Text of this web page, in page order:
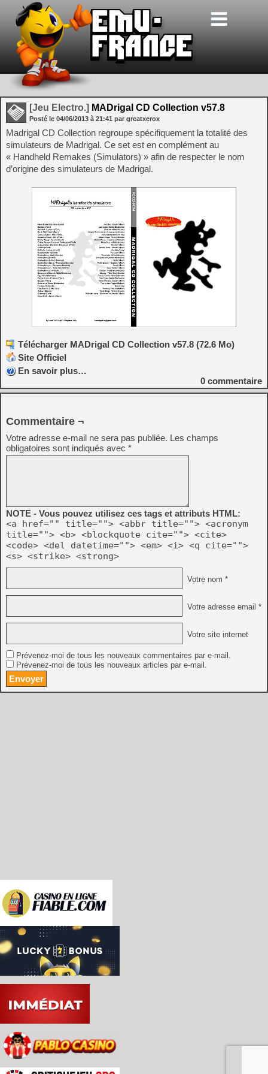
[Jeu Electro.] MADrigal CD Collection v57.8
Posté le 04/06/2013 à 21:41 par greatxerox
Madrigal CD Collection regroupe spécifiquement la totalité des
simulateurs de Madrigal. Ce set est en complément au
« Handheld Remakes (Simulators) » afin de respecter le nom
d’origine des simulateurs de Madrigal.
Télécharger MADrigal CD Collection v57.8 (72.6 Mo)
Site Officiel
En savoir plus…
0 commentaire
Commentaire ¬
Votre adresse e-mail ne sera pas publiée. Les champs
obligatoires sont indiqués avec *
NOTE - Vous pouvez utilisez ces tags et attributs HTML:
<a href="" title=""> <abbr title=""> <acronym
title=""> <b> <blockquote cite=""> <cite>
<code> <del datetime=""> <em> <i> <q cite="">
<s> <strike> <strong>
Votre nom *
Votre adresse email *
Votre site internet
Prévenez-moi de tous les nouveaux commentaires par e-mail.
Prévenez-moi de tous les nouveaux articles par e-mail.